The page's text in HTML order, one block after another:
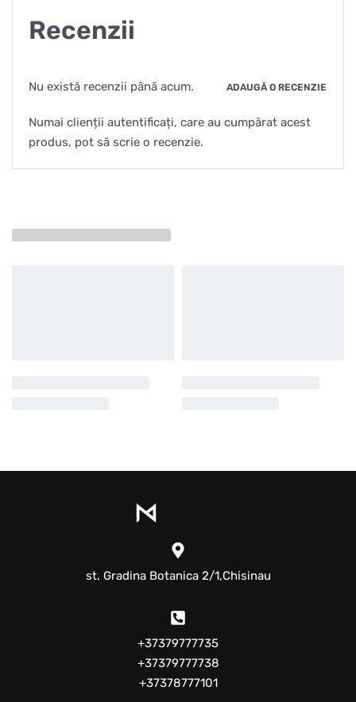
Recenzii
Nu există recenzii până acum. ADAUGĂ O RECENZIE
Numai clienții autentificați, care au cumpărat acest
produs, pot să scrie o recenzie.
st. Gradina Botanica 2/1,Chisinau
+37379777735
+37379777738
+37378777101